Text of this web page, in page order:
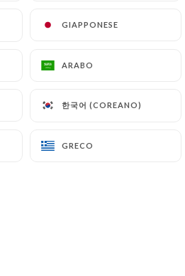
GIAPPONESE
ARABO
한국어 (COREANO)
GRECO
GIAPPONESE
ARABO
한국어 (COREANO)
GRECO